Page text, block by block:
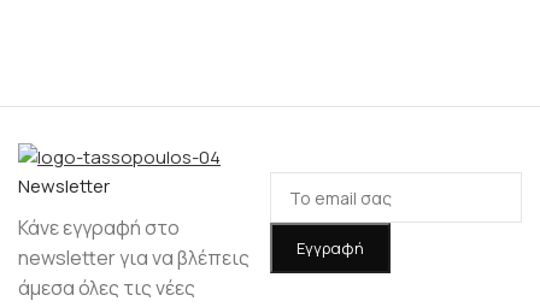
Νewsletter
Κάνε εγγραφή στο
newsletter για να βλέπεις
άμεσα όλες τις νέες